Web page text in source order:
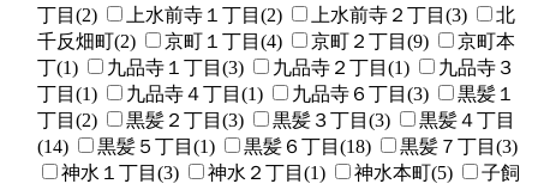
丁目(2)
上水前寺１丁目(2) 上水前寺２丁目(3)
北
千反畑町(2)
京町１丁目(4) 京町２丁目(9)
京町本
丁(1)
九品寺１丁目(3) 九品寺２丁目(1)
九品寺３
丁目(1)
九品寺４丁目(1) 九品寺６丁目(3)
黒髪１
丁目(2)
黒髪２丁目(3) 黒髪３丁目(3)
黒髪４丁目
(14)
黒髪５丁目(1) 黒髪６丁目(18)
黒髪７丁目(3)
神水１丁目(3)
神水２丁目(1) 神水本町(5)
子飼